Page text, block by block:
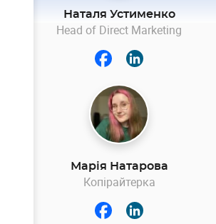
Наталя Устименко
Head of Direct Marketing
Марія Натарова
Копірайтерка